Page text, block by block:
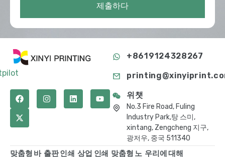
제출하다
+8619124328267
위챗
No.3 Fire Road, Fuling
Industry Park,탕 스미,
xintang, Zengcheng 지구,
광저우, 중국 511340
맞춤형 바 출판 인쇄 상업 인쇄 맞춤형 노 우리에 대해